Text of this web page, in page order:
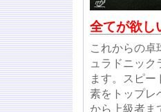
全てが欲し
これからの卓
ュラドニッ
ます。スピ
素をトップレ
から上級者ま